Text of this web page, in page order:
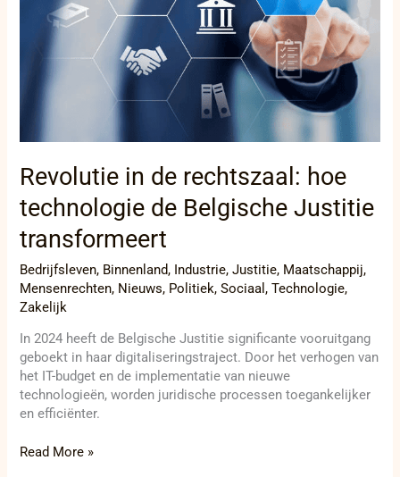
Revolutie in de rechtszaal: hoe
technologie de Belgische Justitie
transformeert
Bedrijfsleven, Binnenland, Industrie,Justitie, Maatschappij,
Mensenrechten, Nieuws, Politiek,Sociaal,Technologie,
Zakelijk
In 2024 heeft de Belgische Justitie significante vooruitgang
geboekt in haar digitaliseringstraject. Door het verhogen van
het IT-budget en de implementatie van nieuwe
technologieën, worden juridische processen toegankelijker
en efficiënter.
Belgische
transformeert
Read More »